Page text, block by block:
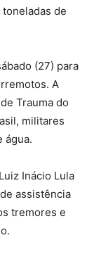
de
(27) para
A
Trauma do
militares
água.
Inácio Lula
assistência
tremores e